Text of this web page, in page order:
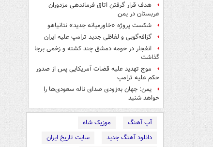
هدف قرار گرفتن اتاق‌ فرماندهی مزدوران
عربستان در یمن
شکست پروژه «خاورمیانه جدید» نتانیاهو
گزافه‌گویی و لفاظی جدید ترامپ علیه ایران
انفجار در حومه دمشق چند کشته و زخمی برجا
گذاشت
موج تهدید علیه قضات آمریکایی پس از صدور
حکم علیه ترامپ
یمن: جهان به‌زودی صدای ناله سعودی‌ها را
خواهد شنید
آپ آهنگ
موزیک شاه
دانلود آهنگ جدید
سایت تاریخ ایران